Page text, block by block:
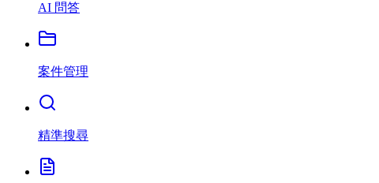
AI 問答
案件管理
精準搜尋